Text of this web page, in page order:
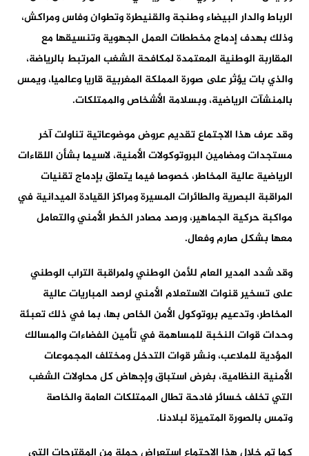
الرباط والدار البيضاء وطنجة والقنيطرة وتطوان وفاس ومراكش،
وذلك بهدف إدماج مخططات العمل الجهوية وتنسيقها مع
المقاربة الوطنية المعتمدة لمكافحة الشغب المرتبط بالرياضة،
والذي بات يؤثر على صورة المملكة المغربية قاريا وعالميا، ويمس
بالمنشآت الرياضية، وبسلامة الأشخاص والممتلكات.
وقد عرف هذا الاجتماع تقديم عروض موضوعاتية تناولت آخر
مستجدات ومضامين البروتوكولات الأمنية، لاسيما بشأن اللقاءات
الرياضية عالية المخاطر، خصوصا فيما يتعلق بإدماج تقنيات
المراقبة البصرية والطائرات المسيرة ومراكز القيادة الميدانية في
مواكبة حركية الجماهير، ورصد مصادر الخطر الأمني والتعامل
معها بشكل صارم وفعال.
وقد شدد المدير العام للأمن الوطني ولمراقبة التراب الوطني
على تسخير قنوات الاستعلام الأمني لرصد المباريات عالية
المخاطر، وتدعيم بروتوكول الأمن الخاص بها، بما في ذلك تعبئة
وحدات قوات النخبة للمساهمة في تأمين الفضاءات والمسالك
المؤدية للملاعب، ونشر قوات التدخل ومختلف المجموعات
الأمنية النظامية، بغرض استباق وإجهاض كل محاولات الشغب
التي تخلف خسائر فادحة تطال الممتلكات العامة والخاصة
وتمس بالصورة المتميزة لبلادنا.